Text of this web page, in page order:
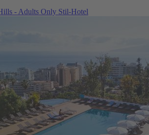
- Adults Only Stil-Hotel